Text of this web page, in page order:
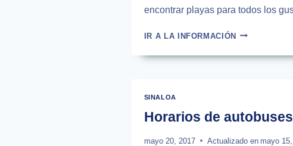
encontrar playas para todos los
IR A LA INFORMACIÓNMINIGUIA
VISITAR
SINALOA
Horarios de
mayo 20, 2017 Actualizado en mayo